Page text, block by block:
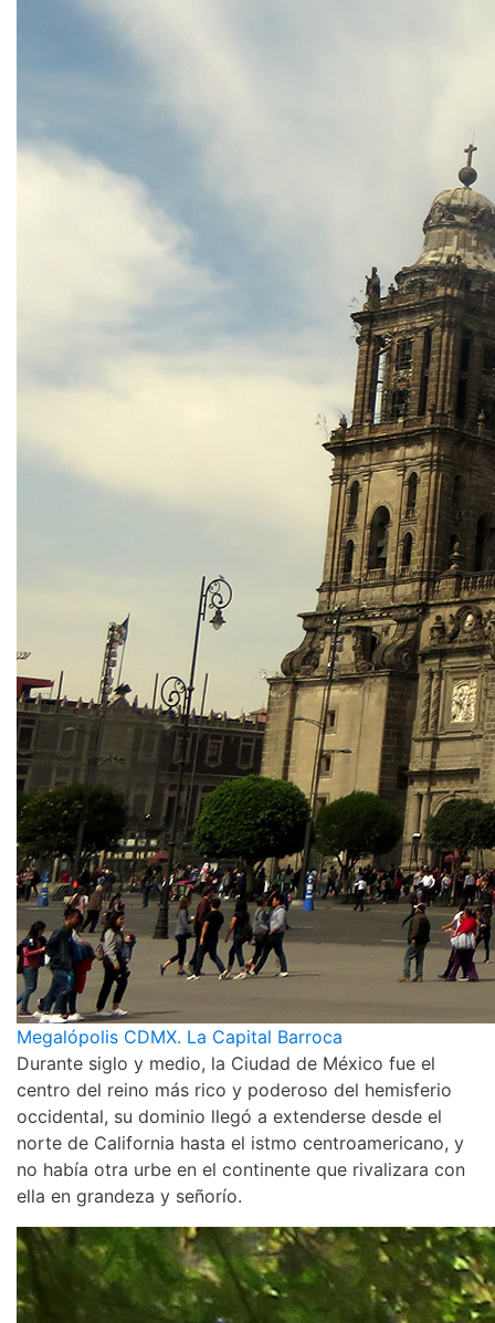
Megalópolis CDMX. La Capital Barroca
Durante siglo y medio, la Ciudad de México fue el
centro del reino más rico y poderoso del hemisferio
occidental, su dominio llegó a extenderse desde el
norte de California hasta el istmo centroamericano, y
no había otra urbe en el continente que rivalizara con
ella en grandeza y señorío.